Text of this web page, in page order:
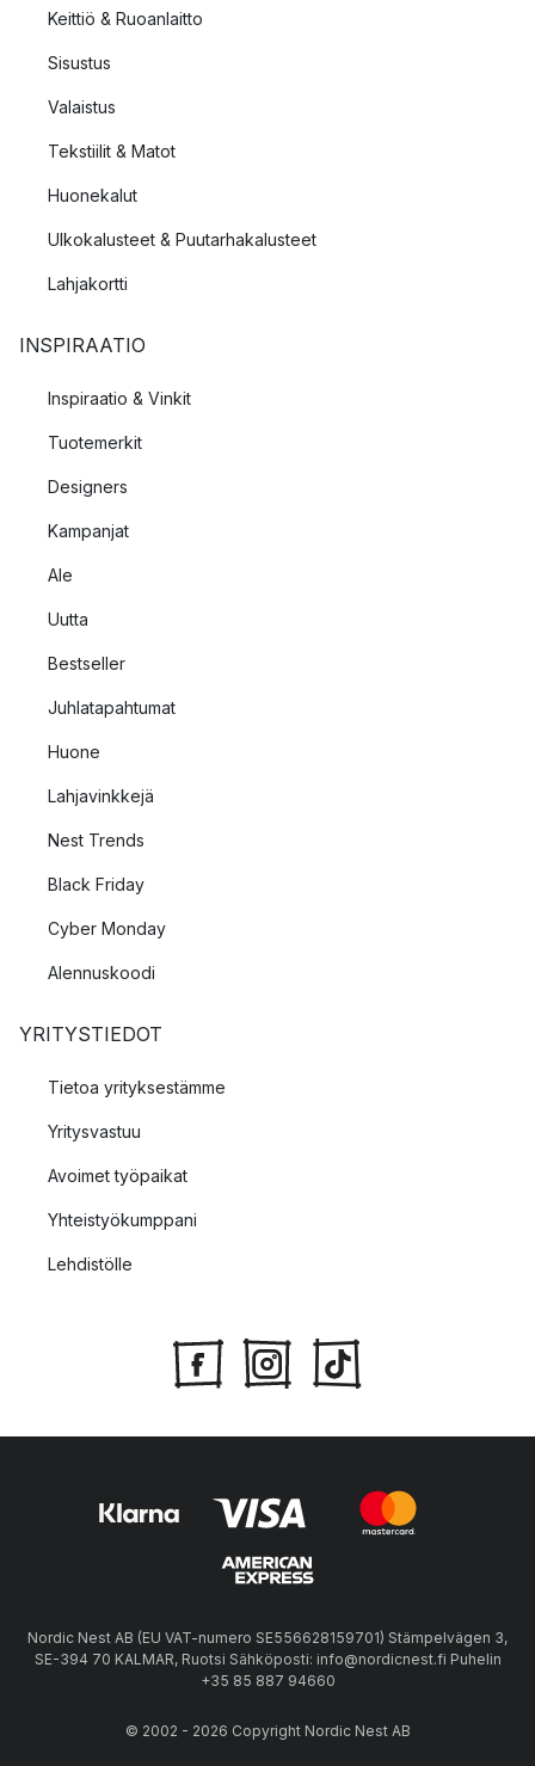
Keittiö & Ruoanlaitto
Sisustus
Valaistus
Tekstiilit & Matot
Huonekalut
Ulkokalusteet & Puutarhakalusteet
Lahjakortti
INSPIRAATIO
Inspiraatio & Vinkit
Tuotemerkit
Designers
Kampanjat
Ale
Uutta
Bestseller
Juhlatapahtumat
Huone
Lahjavinkkejä
Nest Trends
Black Friday
Cyber Monday
Alennuskoodi
YRITYSTIEDOT
Tietoa yrityksestämme
Yritysvastuu
Avoimet työpaikat
Yhteistyökumppani
Lehdistölle
Nordic Nest AB (EU VAT-numero SE556628159701) Stämpelvägen 3,
SE-394 70 KALMAR, Ruotsi Sähköposti: info@nordicnest.fi Puhelin
+35 85 887 94660
© 2002 - 2026 Copyright Nordic Nest AB